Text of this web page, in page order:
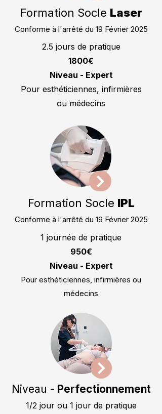
Formation Socle Laser
Conforme à l'arrêté du 19 Février 2025
2.5 jours de pratique
1800€
Niveau - Expert
Pour esthéticiennes, infirmières
ou médecins
Formation Socle IPL
Conforme à l'arrêté du 19 Février 2025
1 journée de pratique
950€
Niveau - Expert
Pour esthéticiennes, infirmières ou
médecins
Niveau - Perfectionnement
1/2 jour ou 1 jour de pratique